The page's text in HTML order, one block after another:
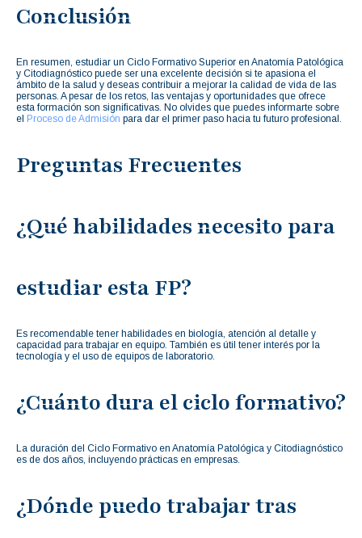
Conclusión
En resumen, estudiar un Ciclo Formativo Superior en Anatomía Patológica
y Citodiagnóstico puede ser una excelente decisión si te apasiona el
ámbito de la salud y deseas contribuir a mejorar la calidad de vida de las
personas. A pesar de los retos, las ventajas y oportunidades que ofrece
esta formación son significativas. No olvides que puedes informarte sobre
el Proceso de Admisión para dar el primer paso hacia tu futuro profesional.
Preguntas Frecuentes
¿Qué habilidades necesito para
estudiar esta FP?
Es recomendable tener habilidades en biología, atención al detalle y
capacidad para trabajar en equipo. También es útil tener interés por la
tecnología y el uso de equipos de laboratorio.
¿Cuánto dura el ciclo formativo?
La duración del Ciclo Formativo en Anatomía Patológica y Citodiagnóstico
es de dos años, incluyendo prácticas en empresas.
¿Dónde puedo trabajar tras